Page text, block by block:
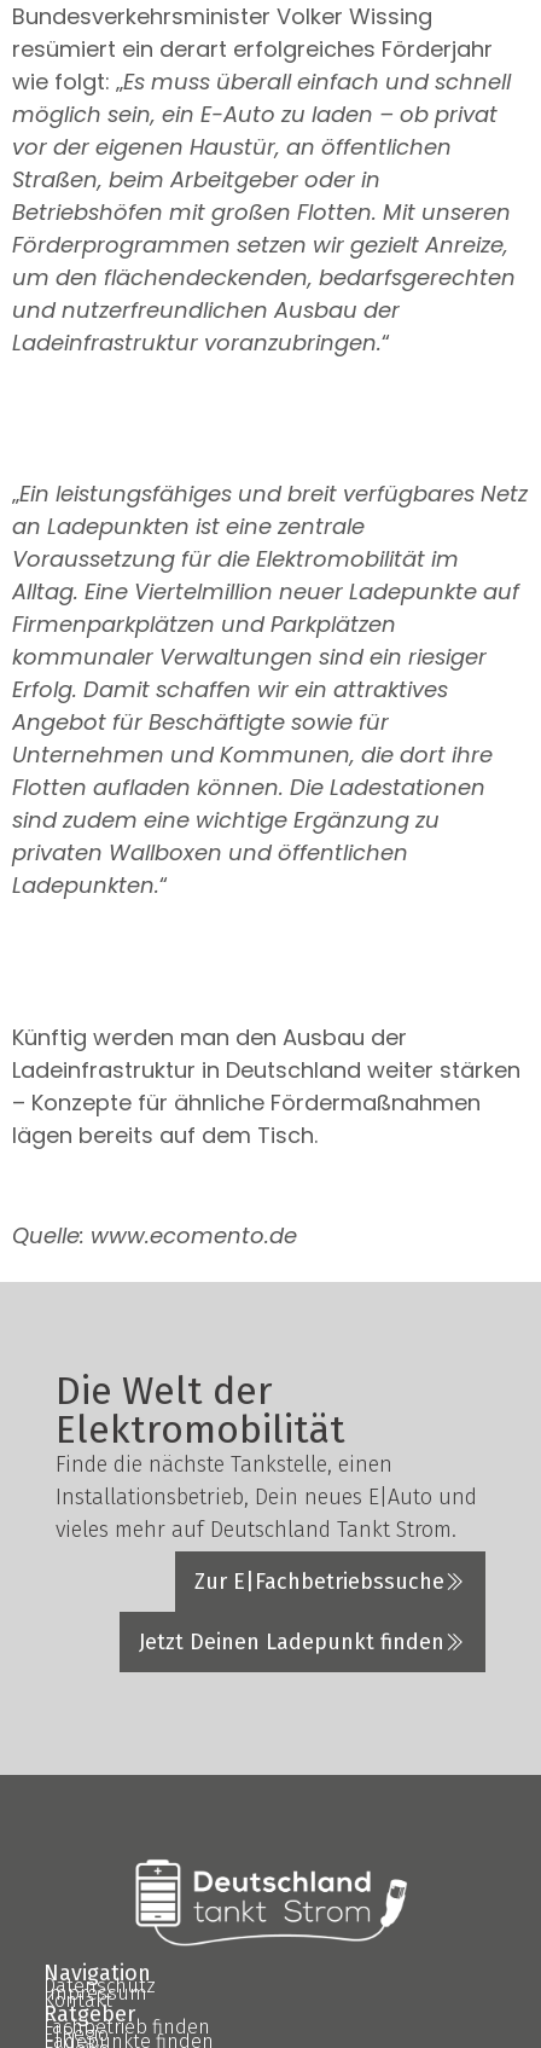
Bundesverkehrsminister Volker Wissing
resümiert ein derart erfolgreiches Förderjahr
wie folgt: „Es muss überall einfach und schnell
möglich sein, ein E-Auto zu laden – ob privat
vor der eigenen Haustür, an öffentlichen
Straßen, beim Arbeitgeber oder in
Betriebshöfen mit großen Flotten. Mit unseren
Förderprogrammen setzen wir gezielt Anreize,
um den flächendeckenden, bedarfsgerechten
und nutzerfreundlichen Ausbau der
Ladeinfrastruktur voranzubringen.“
„Ein leistungsfähiges und breit verfügbares Netz
an Ladepunkten ist eine zentrale
Voraussetzung für die Elektromobilität im
Alltag. Eine Viertelmillion neuer Ladepunkte auf
Firmenparkplätzen und Parkplätzen
kommunaler Verwaltungen sind ein riesiger
Erfolg. Damit schaffen wir ein attraktives
Angebot für Beschäftigte sowie für
Unternehmen und Kommunen, die dort ihre
Flotten aufladen können. Die Ladestationen
sind zudem eine wichtige Ergänzung zu
privaten Wallboxen und öffentlichen
Ladepunkten.“
Künftig werden man den Ausbau der
Ladeinfrastruktur in Deutschland weiter stärken
– Konzepte für ähnliche Fördermaßnahmen
lägen bereits auf dem Tisch.
Quelle: www.ecomento.de
Die Welt der
Elektromobilität
Finde die nächste Tankstelle, einen
Installationsbetrieb, Dein neues E|Auto und
vieles mehr auf Deutschland Tankt Strom.
Zur E|Fachbetriebssuche
Jetzt Deinen Ladepunkt finden
Navigation
Datenschutz
Impressum
Kontakt
Ratgeber
Fachbetrieb finden
E|Regio
Ladepunkte finden